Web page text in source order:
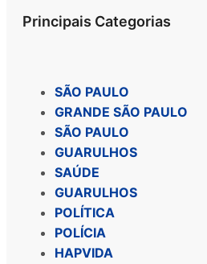
Principais Categorias
SÃO PAULO
GRANDE SÃO PAULO
SÃO PAULO
GUARULHOS
SAÚDE
GUARULHOS
POLÍTICA
POLÍCIA
HAPVIDA